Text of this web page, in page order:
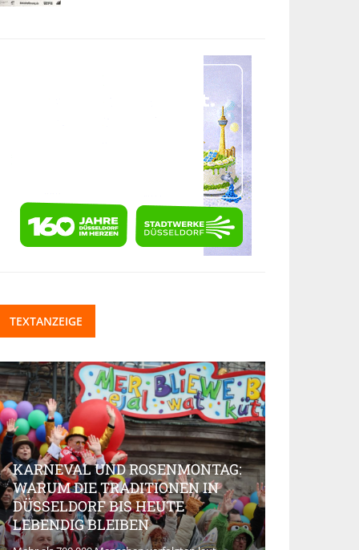
TEXTANZEIGE
KARNEVAL UND ROSENMONTAG:
WARUM DIE TRADITIONEN IN
DÜSSELDORF BIS HEUTE
LEBENDIG BLEIBEN